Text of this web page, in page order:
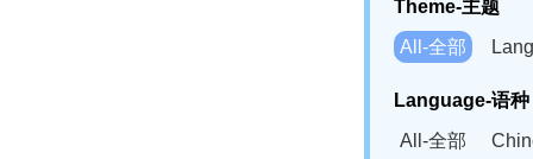
Theme-主题
All-全部
Language-语种
All-全部